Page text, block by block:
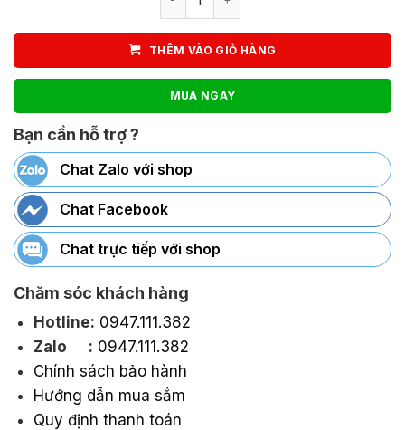
THÊM VÀO GIỎ HÀNG
MUA NGAY
Bạn cần hỗ trợ ?
Chat Zalo với shop
Chat Facebook
Chat trực tiếp với shop
Chăm sóc khách hàng
Hotline: 0947.111.382
Zalo : 0947.111.382
Chính sách bảo hành
Hướng dẫn mua sắm
Quy định thanh toán